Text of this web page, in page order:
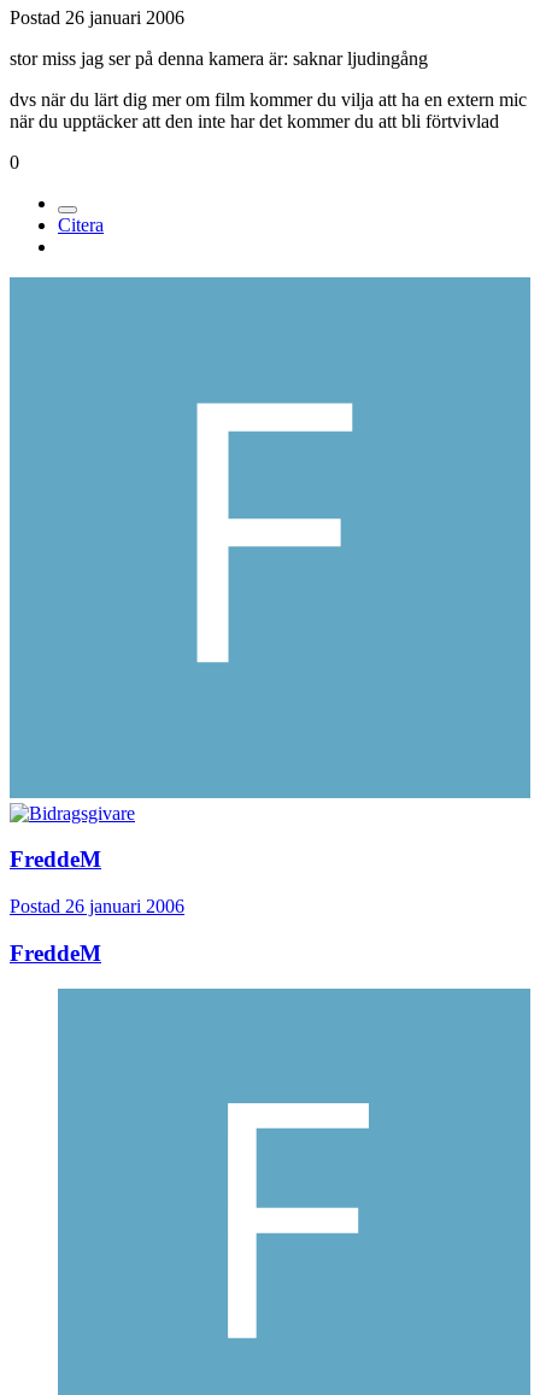
Postad 26 januari 2006
stor miss jag ser på denna kamera är: saknar ljudingång
dvs när du lärt dig mer om film kommer du vilja att ha en extern mic
när du upptäcker att den inte har det kommer du att bli förtvivlad
0
Citera
FreddeM
Postad 26 januari 2006
FreddeM